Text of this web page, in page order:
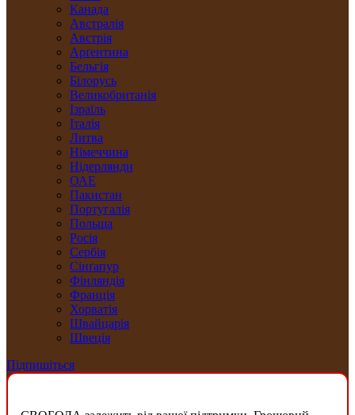
Канада
Австралія
Австрія
Арґентина
Бельгія
Білорусь
Великобританія
Ізраїль
Італія
Литва
Німеччина
Нідерлянди
ОАЕ
Пакистан
Португалія
Польща
Росія
Сербія
Сінґапур
Фінляндія
Франція
Хорватія
Швайцарія
Швеція
Підпишіться